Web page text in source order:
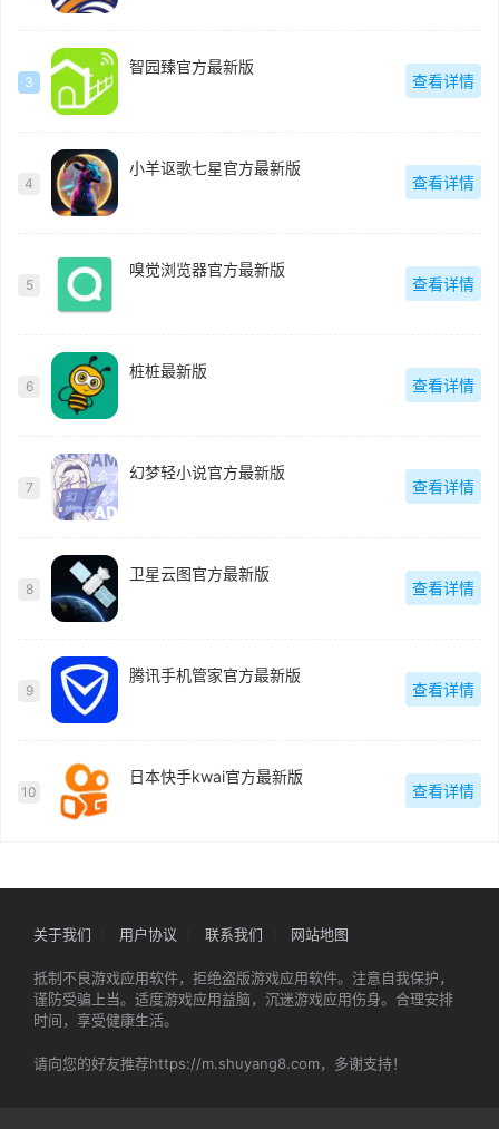
3
智园臻官方最新版
查看详情
4
小羊讴歌七星官方最新版
查看详情
5
嗅觉浏览器官方最新版
查看详情
6
桩桩最新版
查看详情
7
幻梦轻小说官方最新版
查看详情
8
卫星云图官方最新版
查看详情
9
腾讯手机管家官方最新版
查看详情
10
日本快手kwai官方最新版
查看详情
关于我们 用户协议 联系我们 网站地图
抵制不良游戏应用软件，拒绝盗版游戏应用软件。注意自我保护，
谨防受骗上当。适度游戏应用益脑，沉迷游戏应用伤身。合理安排
时间，享受健康生活。
请向您的好友推荐https://m.shuyang8.com，多谢支持！